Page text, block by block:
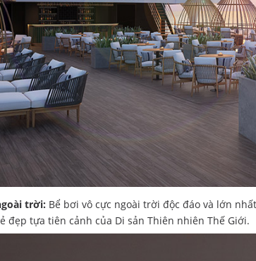
trời: Bể bơi vô cực ngoài trời độc đáo và lớn
đẹp tựa tiên cảnh của Di sản Thiên nhiên Thế Giới.